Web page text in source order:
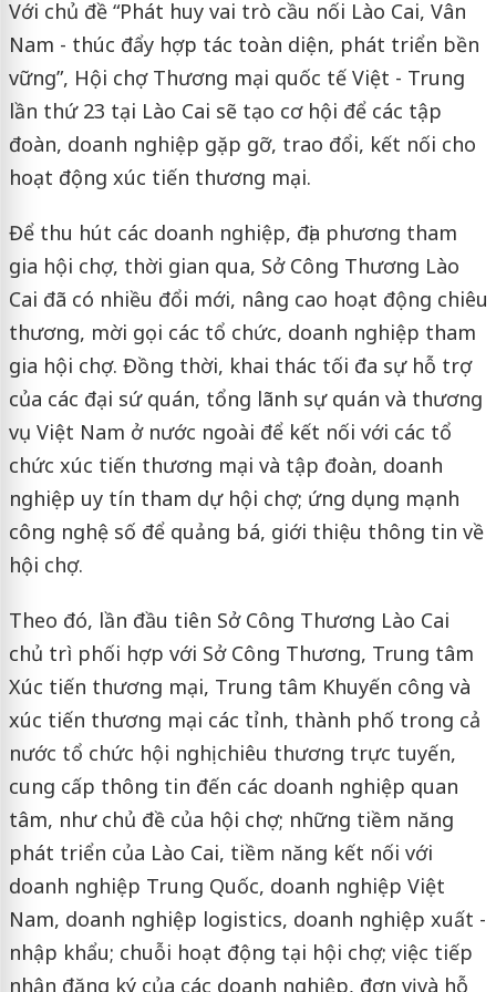
Với chủ đề “Phát huy vai trò cầu nối Lào Cai, Vân
Nam - thúc đẩy hợp tác toàn diện, phát triển bền
vững”, Hội chợ Thương mại quốc tế Việt - Trung
lần thứ 23 tại Lào Cai sẽ tạo cơ hội để các tập
đoàn, doanh nghiệp gặp gỡ, trao đổi, kết nối cho
hoạt động xúc tiến thương mại.
Để thu hút các doanh nghiệp, địa phương tham
gia hội chợ, thời gian qua, Sở Công Thương Lào
Cai đã có nhiều đổi mới, nâng cao hoạt động chiêu
thương, mời gọi các tổ chức, doanh nghiệp tham
gia hội chợ. Đồng thời, khai thác tối đa sự hỗ trợ
của các đại sứ quán, tổng lãnh sự quán và thương
vụ Việt Nam ở nước ngoài để kết nối với các tổ
chức xúc tiến thương mại và tập đoàn, doanh
nghiệp uy tín tham dự hội chợ; ứng dụng mạnh
công nghệ số để quảng bá, giới thiệu thông tin về
hội chợ.
Theo đó, lần đầu tiên Sở Công Thương Lào Cai
chủ trì phối hợp với Sở Công Thương, Trung tâm
Xúc tiến thương mại, Trung tâm Khuyến công và
xúc tiến thương mại các tỉnh, thành phố trong cả
nước tổ chức hội nghị chiêu thương trực tuyến,
cung cấp thông tin đến các doanh nghiệp quan
tâm, như chủ đề của hội chợ; những tiềm năng
phát triển của Lào Cai, tiềm năng kết nối với
doanh nghiệp Trung Quốc, doanh nghiệp Việt
Nam, doanh nghiệp logistics, doanh nghiệp xuất -
nhập khẩu; chuỗi hoạt động tại hội chợ; việc tiếp
nhận đăng ký của các doanh nghiệp, đơn vị và hỗ